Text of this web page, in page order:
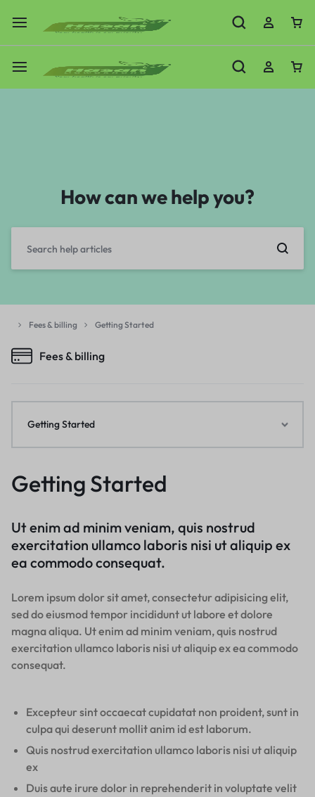
How can we help you?
Fees & billing Getting Started
Fees & billing
Getting Started
Ut enim ad minim veniam, quis nostrud
exercitation ullamco laboris nisi ut aliquip ex
ea commodo consequat.
Lorem ipsum dolor sit amet, consectetur adipisicing elit,
sed do eiusmod tempor incididunt ut labore et dolore
magna aliqua. Ut enim ad minim veniam, quis nostrud
exercitation ullamco laboris nisi ut aliquip ex ea commodo
consequat.
Excepteur sint occaecat cupidatat non proident, sunt in
culpa qui deserunt mollit anim id est laborum.
Quis nostrud exercitation ullamco laboris nisi ut aliquip
ex
Duis aute irure dolor in reprehenderit in voluptate velit
Getting Started